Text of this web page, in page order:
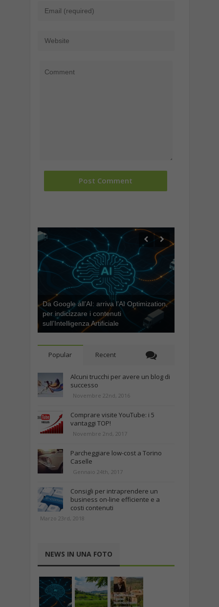
Da Google all’AI: arriva l’AI Optimization,
per indicizzare i contenuti
sull’Intelligenza Artificiale
Popular Recent
Alcuni trucchi per avere un blog di
successo
Novembre 22nd, 2016
Comprare visite YouTube: i 5
vantaggi TOP!
Novembre 2nd, 2017
Parcheggiare low-cost a Torino
Caselle
Gennaio 24th, 2017
Consigli per intraprendere un
business on-line efficiente e a
costi contenuti
Marzo 23rd, 2018
NEWS IN UNA FOTO